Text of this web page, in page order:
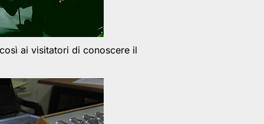
ai visitatori di conoscere il